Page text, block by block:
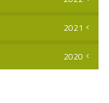
2021
2020